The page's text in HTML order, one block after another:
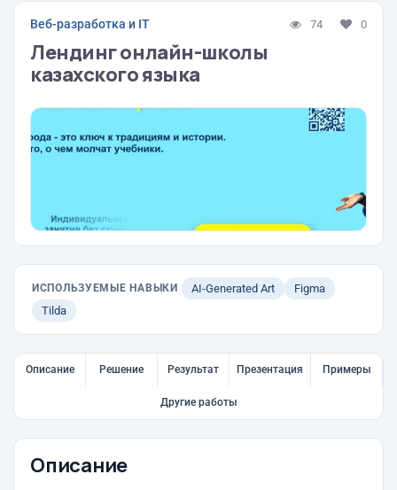
Веб-разработка и IT 74 0
Лендинг онлайн-школы
казахского языка
ИСПОЛЬЗУЕМЫЕ НАВЫКИ AI-Generated Art
Figma
Tilda
Описание Решение Результат Презентация Примеры
Другие работы
Описание